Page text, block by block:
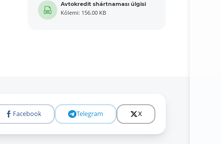
Avtokredit shártnaması úlgisi
Kólemi: 156.00 KB
Facebook Telegram X